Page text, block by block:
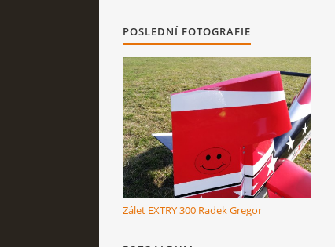
POSLEDNÍ FOTOGRAFIE
Zálet EXTRY 300 Radek Gregor